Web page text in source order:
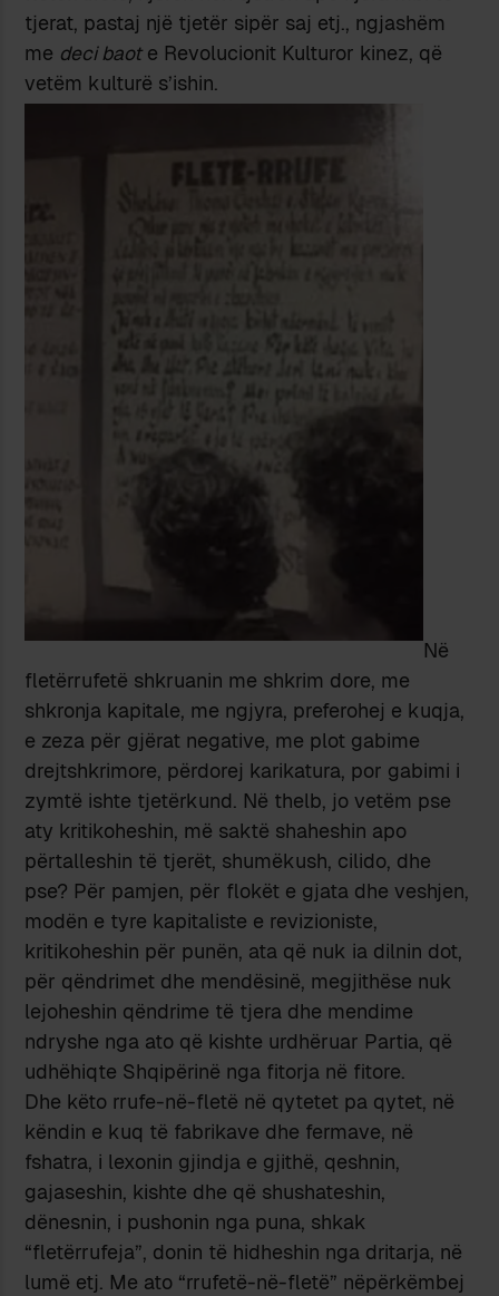
tjerat, pastaj një tjetër sipër saj etj., ngjashëm
me deci baote Revolucionit Kulturor kinez, që
vetëm kulturë s’ishin.
Në
fletërrufetë shkruanin me shkrim dore, me
shkronja kapitale, me ngjyra, preferohej e kuqja,
e zeza për gjërat negative, me plot gabime
drejtshkrimore, përdorej karikatura, por gabimi i
zymtë ishte tjetërkund. Në thelb, jo vetëm pse
aty kritikoheshin, më saktë shaheshin apo
përtalleshin të tjerët, shumëkush, cilido, dhe
pse? Për pamjen, për flokët e gjata dhe veshjen,
modën e tyre kapitaliste e revizioniste,
kritikoheshin për punën, ata që nuk ia dilnin dot,
për qëndrimet dhe mendësinë, megjithëse nuk
lejoheshin qëndrime të tjera dhe mendime
ndryshe nga ato që kishte urdhëruar Partia, që
udhëhiqte Shqipërinë nga fitorja në fitore.
Dhe këto rrufe-në-fletë në qytetet pa qytet, në
këndin e kuq të fabrikave dhe fermave, në
fshatra, i lexonin gjindja e gjithë, qeshnin,
gajaseshin, kishte dhe që shushateshin,
dënesnin, i pushonin nga puna, shkak
“fletërrufeja”, donin të hidheshin nga dritarja, në
lumë etj. Me ato “rrufetë-në-fletë” nëpërkëmbej